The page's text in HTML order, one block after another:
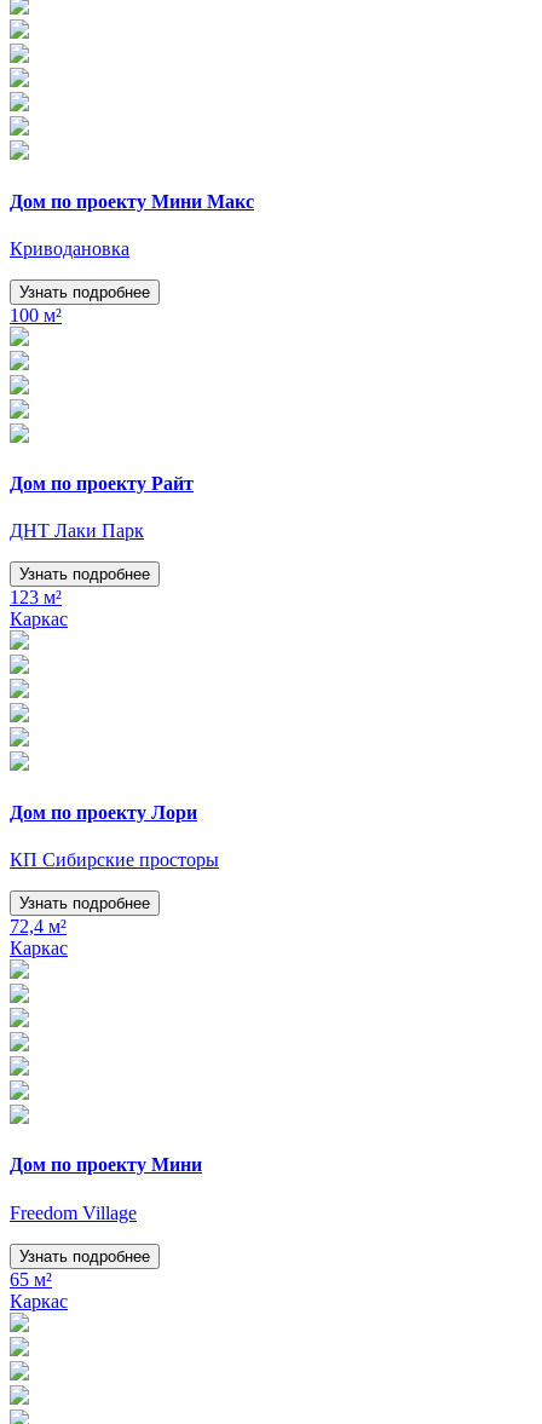
Дом по проекту Мини Макс
Криводановка
Узнать подробнее
100 м²
Дом по проекту Райт
ДНТ Лаки Парк
Узнать подробнее
123 м²
Каркас
Дом по проекту Лори
КП Сибирские просторы
Узнать подробнее
72,4 м²
Каркас
Дом по проекту Мини
Freedom Village
Узнать подробнее
65 м²
Каркас